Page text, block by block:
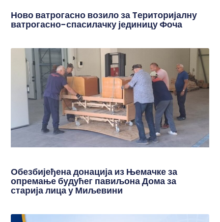
Ново ватрогасно возило за Tериторијалну
ватрогасно-спасилачку јединицу Фоча
Обезбијеђена донација из Њемачке за
опремање будућег павиљона Дома за
старија лица у Миљевини